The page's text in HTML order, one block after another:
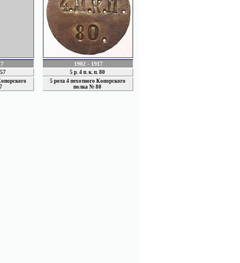
1902 - 1917
5 р. 4 п. к. п. 80
5 рота 4 пехотного Копорского
полка № 80